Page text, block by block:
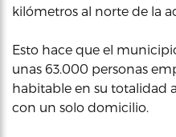
kilómetros al norte de la
Esto hace que el
unas 63.000 personas
habitable en su totalidad
con un solo domicilio.